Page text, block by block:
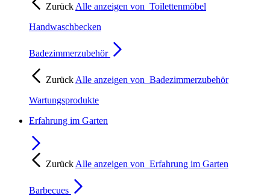
Zurück Alle anzeigen von Toilettenmöbel
Handwaschbecken
Badezimmerzubehör
Zurück Alle anzeigen von Badezimmerzubehör
Wartungsprodukte
Erfahrung im Garten
Zurück Alle anzeigen von Erfahrung im Garten
Barbecues